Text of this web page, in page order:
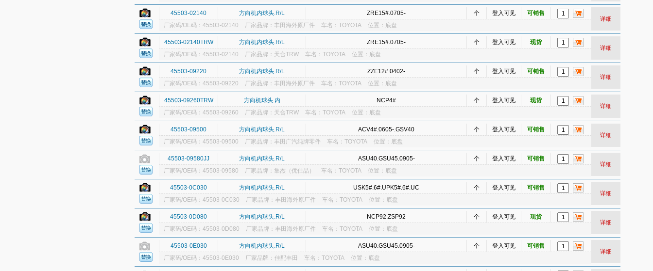
45503-02140 方向机内球头.R/L ZRE15#.0705- 个 登入可见
可销售
详细
厂家码/OE码：45503-02140
厂家品牌：丰田海外原厂件 车名：TOYOTA 位置：底盘
45503-02140TRW 方向机内球头.R/L ZRE15#.0705- 个 登入可见
现货
详细
厂家码/OE码：45503-02140
厂家品牌：天合TRW 车名：TOYOTA 位置：底盘
45503-09220 方向机内球头.R/L ZZE12#.0402- 个 登入可见
可销售
详细
厂家码/OE码：45503-09220
厂家品牌：丰田海外原厂件 车名：TOYOTA 位置：底盘
45503-09260TRW 方向机球头.内 NCP4# 个 登入可见
现货
详细
厂家码/OE码：45503-09260
厂家品牌：天合TRW 车名：TOYOTA 位置：底盘
45503-09500 方向机内球头.R/L ACV4#.0605-.GSV40 个 登入可见
可销售
详细
厂家码/OE码：45503-09500
厂家品牌：丰田广汽纯牌零件 车名：TOYOTA 位置：底盘
45503-09580JJ 方向机内球头.R/L ASU40.GSU45.0905- 个 登入可见
可销售
详细
厂家码/OE码：45503-09580
厂家品牌：集杰（优仕品） 车名：TOYOTA 位置：底盘
45503-0C030 方向机内球头.R/L USK5#.6#.UPK5#.6#.UC 个 登入可见
可销售
详细
厂家码/OE码：45503-0C030
厂家品牌：丰田海外原厂件 车名：TOYOTA 位置：底盘
45503-0D080 方向机内球头.R/L NCP92.ZSP92 个 登入可见
现货
详细
厂家码/OE码：45503-0D080
厂家品牌：丰田海外原厂件 车名：TOYOTA 位置：底盘
45503-0E030 方向机内球头.R/L ASU40.GSU45.0905- 个 登入可见
可销售
详细
厂家码/OE码：45503-0E030
厂家品牌：佳配丰田 车名：TOYOTA 位置：底盘